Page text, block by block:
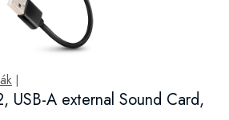
USB-A external Sound Card,